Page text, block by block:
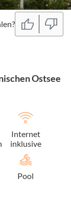
Ostsee
Internet
inklusive
Pool